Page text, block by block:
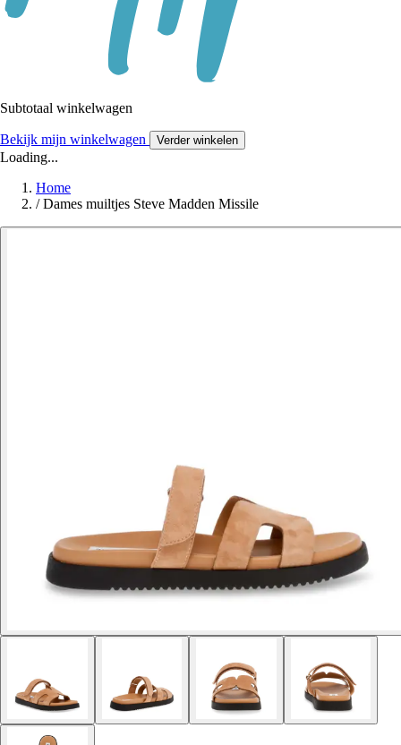
Subtotaal winkelwagen
Bekijk mijn winkelwagen Verder winkelen
Loading...
Home
/ Dames muiltjes Steve Madden Missile